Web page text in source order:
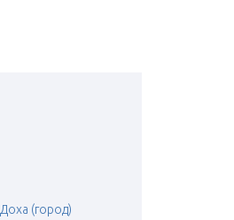
Доха (город)